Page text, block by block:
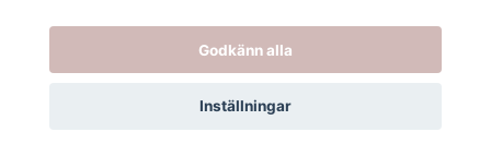
Köpvillkor
Godkänn alla
Inställningar